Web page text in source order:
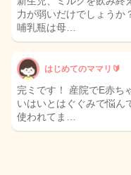
力が弱いだけでしょうか
哺乳瓶は母…
はじめてのママリ🔰
完ミです！ 産院でE赤ち
いはいとはぐぐみで悩ん
使われてま…